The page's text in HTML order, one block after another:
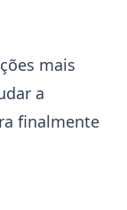
mais
a
finalmente